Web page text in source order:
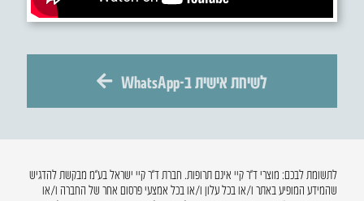
לשיחת אישית ב-WhatsApp
לתשומת לבכם: מוצרי ד”ר קיי אינם תרופות. חברת ד”ר קיי ישראל בע”מ מבקשת להדגיש
שהמידע המופיע באתר ו/או בכל עלון ו/או בכל אמצעי פרסום אחר של החברה ו/או